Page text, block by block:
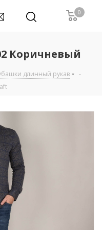
0
Коричневый
длинный рукав
-